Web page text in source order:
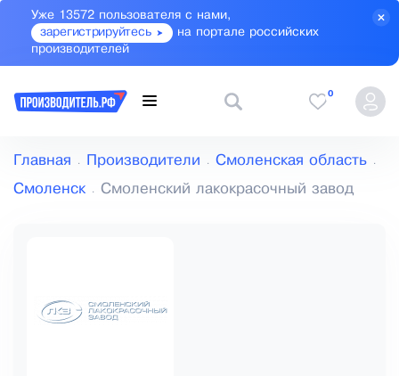
Уже 13572 пользователя с нами,
зарегистрируйтесь
на портале российских
производителей
0
Главная Производители Смоленская область
Смоленск Смоленский лакокрасочный завод